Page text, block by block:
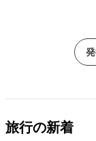
旅行の新着